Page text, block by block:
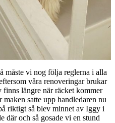
måste vi nog följa reglerna i alla
våra renoveringar brukar
finns längre när räcket kommer
satte upp handledaren nu
riktigt så blev minnet av Iggy i
där och så gosade vi en stund